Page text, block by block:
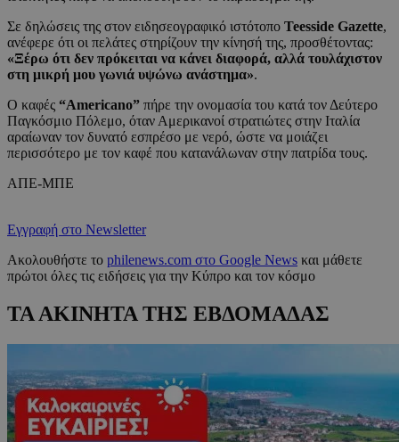
Σε δηλώσεις της στον ειδησεογραφικό ιστότοπο Teesside Gazette,
ανέφερε ότι οι πελάτες στηρίζουν την κίνησή της, προσθέτοντας:
«Ξέρω ότι δεν πρόκειται να κάνει διαφορά, αλλά τουλάχιστον
στη μικρή μου γωνιά υψώνω ανάστημα».
Ο καφές “Americano” πήρε την ονομασία του κατά τον Δεύτερο
Παγκόσμιο Πόλεμο, όταν Αμερικανοί στρατιώτες στην Ιταλία
αραίωναν τον δυνατό εσπρέσο με νερό, ώστε να μοιάζει
περισσότερο με τον καφέ που κατανάλωναν στην πατρίδα τους.
ΑΠΕ-ΜΠΕ
Εγγραφή στο Newsletter
Ακολουθήστε το philenews.com στο Google News και μάθετε
πρώτοι όλες τις ειδήσεις για την Κύπρο και τον κόσμο
ΤΑ ΑΚΙΝΗΤΑ ΤΗΣ ΕΒΔΟΜΑΔΑΣ